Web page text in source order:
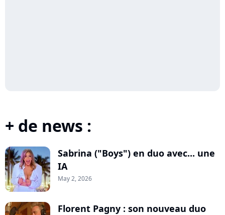
+ de news :
Sabrina ("Boys") en duo avec... une
IA
May 2, 2026
Florent Pagny : son nouveau duo